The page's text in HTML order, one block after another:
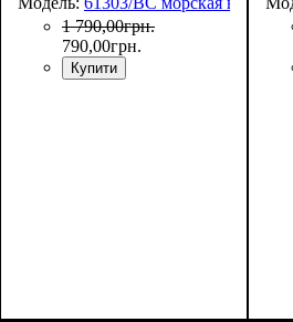
1 790,00грн.
790,00грн.
Купити